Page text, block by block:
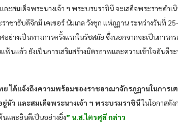
ะสมเด็จพระนางเจ้า ฯ พระบรมราชินี จะเสด็จพระราชดำเ
ชาธิบดีจิกมี เคเซอร์ นัมเกล วังชุก แห่ภูฏาน ระหว่างวันที่
อย่างเป็นทางการครั้งแรกในรัชสมัย ซึ่งนอกจากจะเป็นการ
แล้ว ยังเป็นการเสริมสร้างมิตรภาพและความเข้าใจอันดีร
ได้แจ้งถึงความพร้อมของราชอาณาจักรภูฏานในการเ
หัว และสมเด็จพระนางเจ้า ฯ พระบรมราชินีในโอกาสดั
และยินดีเป็นอย่างยิ่ง” น.ส.ไตรศุลี กล่าว